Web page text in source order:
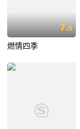
7.9
燃情四季